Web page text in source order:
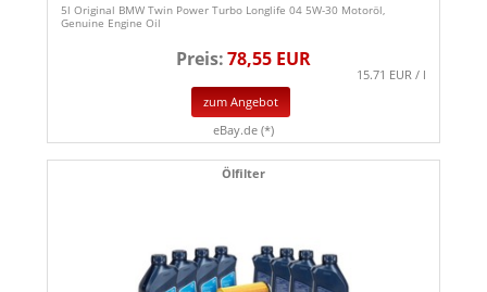
5l Original BMW Twin Power Turbo Longlife 04 5W-30 Motoröl,
Genuine Engine Oil
Preis:78,55 EUR
15.71 EUR / l
zum Angebot
eBay.de (*)
Ölfilter